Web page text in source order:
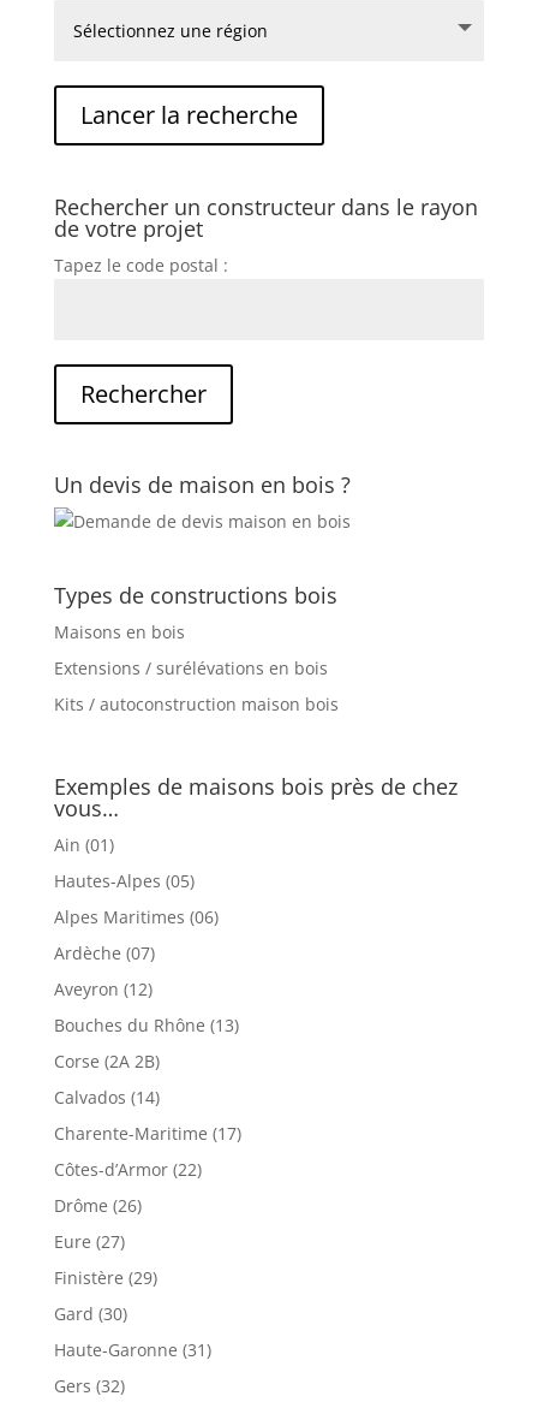
Rechercher un constructeur dans le rayon
de votre projet
Tapez le code postal :
Un devis de maison en bois ?
Types de constructions bois
Maisons en bois
Extensions / surélévations en bois
Kits / autoconstruction maison bois
Exemples de maisons bois près de chez
vous…
Ain (01)
Hautes-Alpes (05)
Alpes Maritimes (06)
Ardèche (07)
Aveyron (12)
Bouches du Rhône (13)
Corse (2A 2B)
Calvados (14)
Charente-Maritime (17)
Côtes-d’Armor (22)
Drôme (26)
Eure (27)
Finistère (29)
Gard (30)
Haute-Garonne (31)
Gers (32)